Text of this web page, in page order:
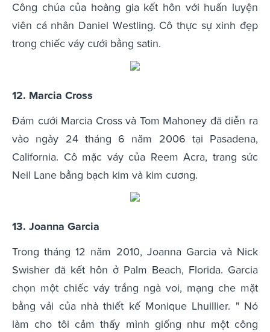
Công chúa của hoàng gia kết hôn với huấn luyện
viên cá nhân Daniel Westling. Cô thực sự xinh đẹp
trong chiếc váy cưới bằng satin.
12. Marcia Cross
Đám cưới Marcia Cross và Tom Mahoney đã diễn ra
vào ngày 24 tháng 6 năm 2006 tại Pasadena,
California. Cô mặc váy của Reem Acra, trang sức
Neil Lane bằng bạch kim và kim cương.
13. Joanna Garcia
Trong tháng 12 năm 2010, Joanna Garcia và Nick
Swisher đã kết hôn ở Palm Beach, Florida. Garcia
chọn một chiếc váy trắng ngà voi, mạng che mặt
bằng vải của nhà thiết kế Monique Lhuillier. " Nó
làm cho tôi cảm thấy mình giống như một công